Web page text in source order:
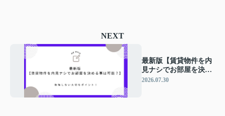
NEXT
最新版【賃貸物件を内
見ナシでお部屋を決め
る事は可能？】後悔し
2026.07.30